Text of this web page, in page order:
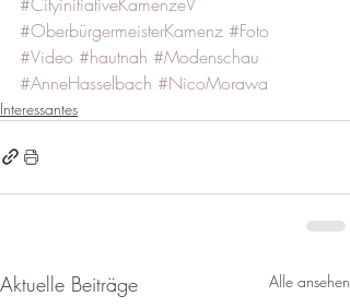
#OberbürgermeisterKamenz #Foto
#Video #hautnah #Modenschau
#AnneHasselbach #NicoMorawa
Interessantes
Aktuelle Beiträge Alle ansehen